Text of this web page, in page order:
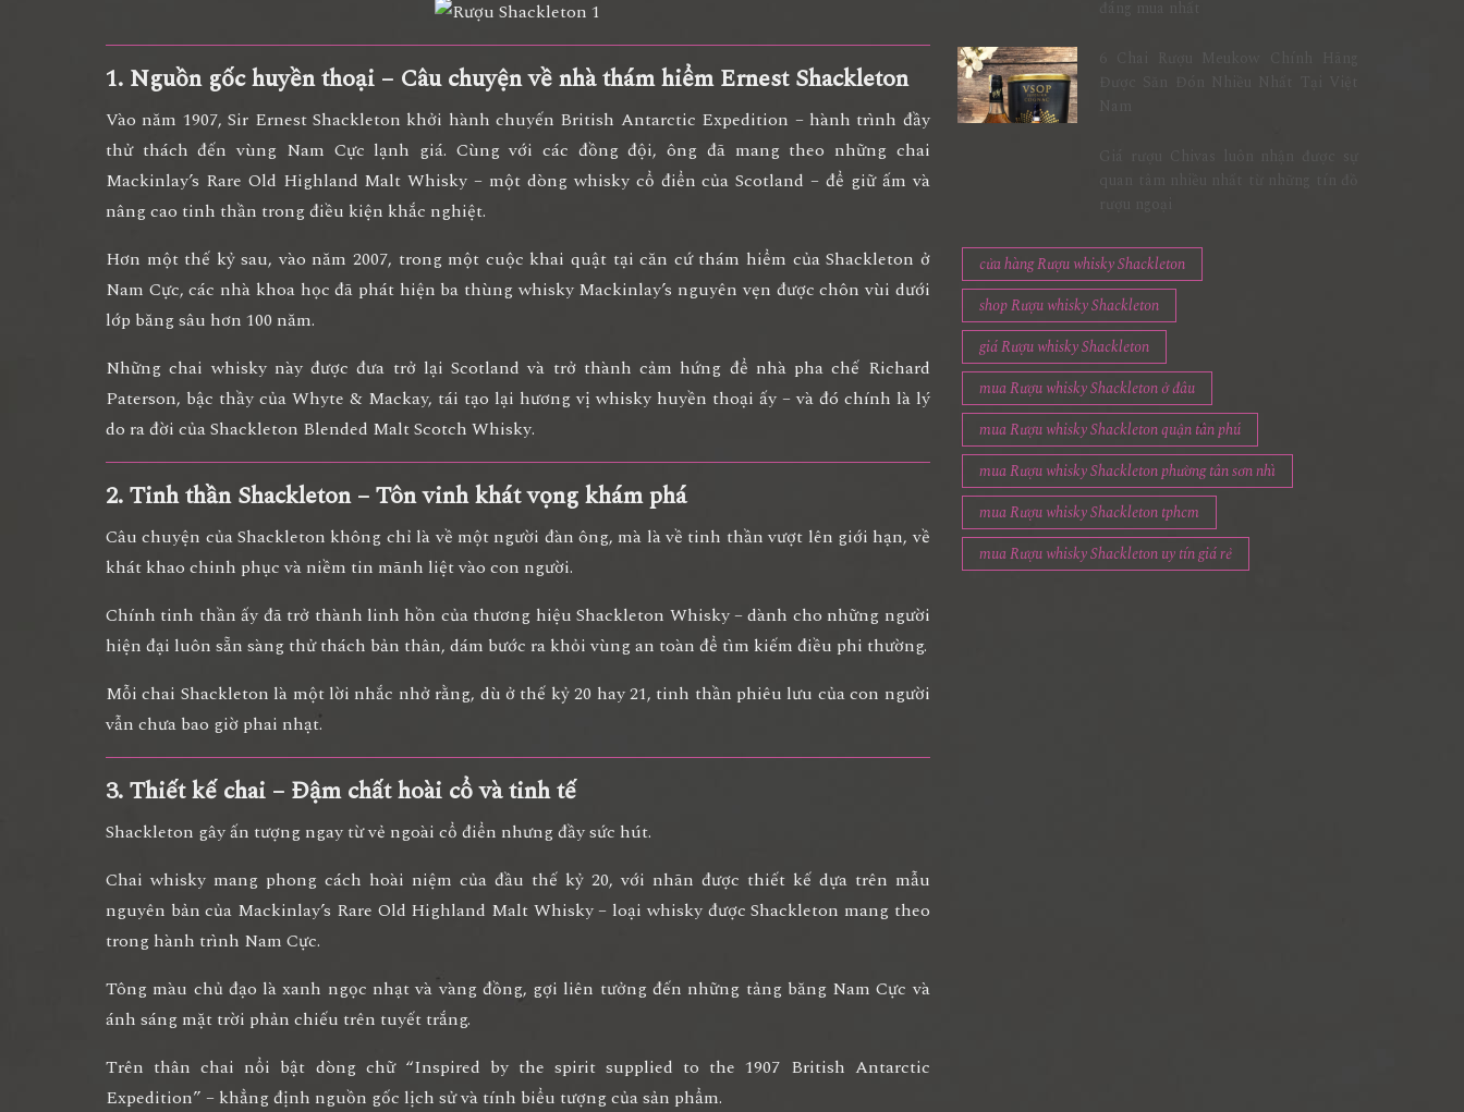
1. Nguồn gốc huyền thoại – Câu chuyện về nhà thám hiểm Ernest Shackleton
Vào năm 1907, Sir Ernest Shackleton khởi hành chuyến British Antarctic Expedition – hành trình đầy
thử thách đến vùng Nam Cực lạnh giá. Cùng với các đồng đội, ông đã mang theo những chai
Mackinlay’s Rare Old Highland Malt Whisky – một dòng whisky cổ điển của Scotland – để giữ ấm và
nâng cao tinh thần trong điều kiện khắc nghiệt.
Hơn một thế kỷ sau, vào năm2007, trong một cuộc khai quật tại căn cứ thám hiểm của Shackleton ở
Nam Cực, các nhà khoa học đã phát hiện ba thùng whisky Mackinlay’s nguyên vẹn được chôn vùi dưới
lớp băng sâu hơn 100 năm.
Những chai whisky này được đưa trở lại Scotland và trở thành cảm hứng để nhà pha chế Richard
Paterson, bậc thầy của Whyte & Mackay, tái tạo lại hương vị whisky huyền thoại ấy– và đó chính là lý
do ra đời củaShackleton Blended Malt Scotch Whisky.
2. Tinh thần Shackleton – Tôn vinh khát vọng khám phá
Câu chuyện của Shackleton không chỉ là về một người đàn ông, mà là về tinh thần vượt lên giới hạn, về
khát khao chinh phục và niềm tin mãnh liệt vào con người.
Chính tinh thần ấy đã trở thành linh hồn của thương hiệu Shackleton Whisky– dành cho những người
hiện đại luôn sẵn sàng thử thách bản thân, dám bước ra khỏi vùng an toàn để tìm kiếm điều phi thường.
Mỗi chai Shackleton là một lời nhắc nhởrằng, dù ở thế kỷ 20 hay 21, tinh thần phiêu lưu của con người
vẫn chưa bao giờ phai nhạt.
3. Thiết kế chai – Đậm chất hoài cổ và tinh tế
Shackleton gây ấn tượng ngay từ vẻ ngoài cổ điển nhưng đầy sức hút.
Chai whisky mang phong cách hoài niệm của đầu thế kỷ 20, với nhãn được thiết kế dựa trên mẫu
nguyên bản của Mackinlay’s Rare Old Highland Malt Whisky – loại whisky được Shackleton mang theo
trong hành trình Nam Cực.
Tông màu chủ đạo làxanh ngọc nhạt và vàng đồng, gợi liên tưởng đến những tảng băng Nam Cực và
ánh sáng mặt trời phản chiếu trên tuyết trắng.
Trên thân chai nổi bật dòng chữ “Inspired by the spirit supplied to the 1907 British Antarctic
Expedition” – khẳng định nguồn gốc lịch sử và tính biểu tượng của sản phẩm.
cửa hàng Rượu whisky Shackleton
shop Rượu whisky Shackleton
giá Rượu whisky Shackleton
mua Rượu whisky Shackleton ở đâu
mua Rượu whisky Shackleton quận tân phú
mua Rượu whisky Shackleton phường tân sơn nhì
mua Rượu whisky Shackleton tphcm
mua Rượu whisky Shackleton uy tín giá rẻ